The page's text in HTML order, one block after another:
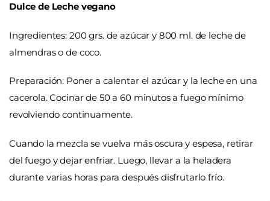
Dulce de Leche vegano
Ingredientes: 200 grs. de azúcar y 800 ml. de leche de
almendras o de coco.
Preparación: Poner a calentar el azúcar y la leche en una
cacerola. Cocinar de 50 a 60 minutos a fuego mínimo
revolviendo continuamente.
Cuando la mezcla se vuelva más oscura y espesa, retirar
del fuego y dejar enfriar. Luego, llevar a la heladera
durante varias horas para después disfrutarlo frío.